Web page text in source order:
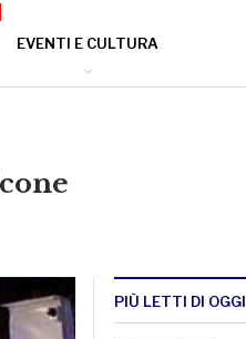
EVENTI E CULTURA
PIÙ LETTI DI OGGI